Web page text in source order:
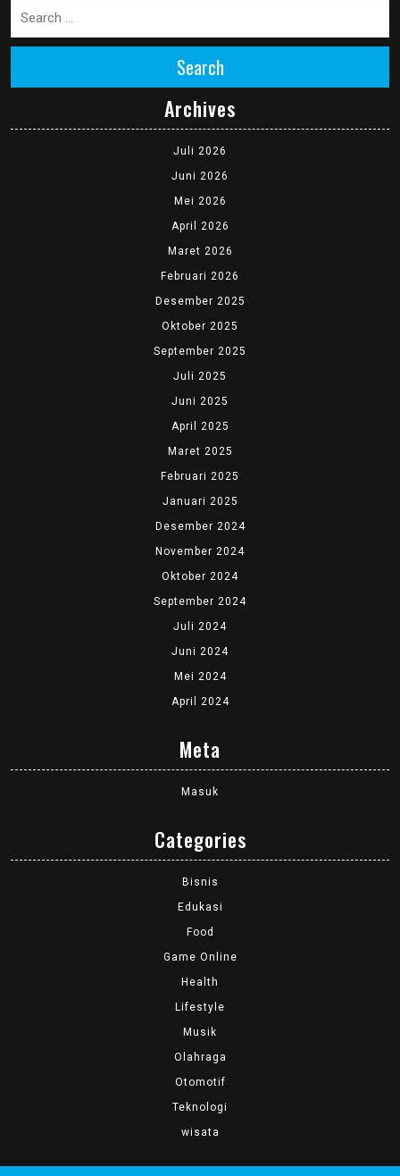
Search
Archives
Juli 2026
Juni 2026
Mei 2026
April 2026
Maret 2026
Februari 2026
Desember 2025
Oktober 2025
September 2025
Juli 2025
Juni 2025
April 2025
Maret 2025
Februari 2025
Januari 2025
Desember 2024
November 2024
Oktober 2024
September 2024
Juli 2024
Juni 2024
Mei 2024
April 2024
Meta
Masuk
Categories
Bisnis
Edukasi
Food
Game Online
Health
Lifestyle
Musik
Olahraga
Otomotif
Teknologi
wisata